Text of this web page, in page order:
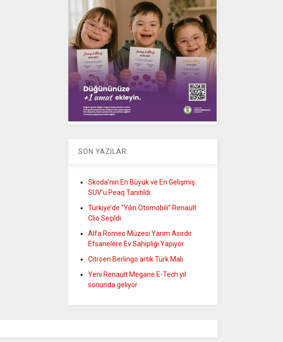
SON YAZILAR
Skoda’nın En Büyük ve En Gelişmiş
SUV’u Peaq Tanıtıldı
Türkiye’de “Yılın Otomobili” Renault
Clio Seçildi
Alfa Romeo Müzesi Yarım Asırdır
Efsanelere Ev Sahipliği Yapıyor
Citroen Berlingo artık Türk Malı
Yeni Renault Megane E-Tech yıl
sonunda geliyor